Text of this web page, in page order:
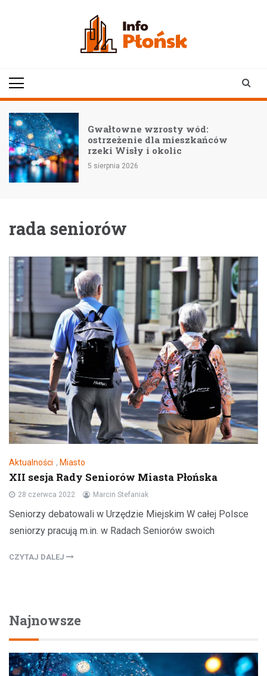
Gwałtowne wzrosty wód:
ostrzeżenie dla mieszkańców
rzeki Wisły i okolic
5 sierpnia 2026
rada seniorów
Aktualności , Miasto
XII sesja Rady Seniorów Miasta Płońska
28 czerwca 2022 Marcin Stefaniak
Seniorzy debatowali w Urzędzie Miejskim W całej Polsce
seniorzy pracują m.in. w Radach Seniorów swoich
CZYTAJ DALEJ
Najnowsze